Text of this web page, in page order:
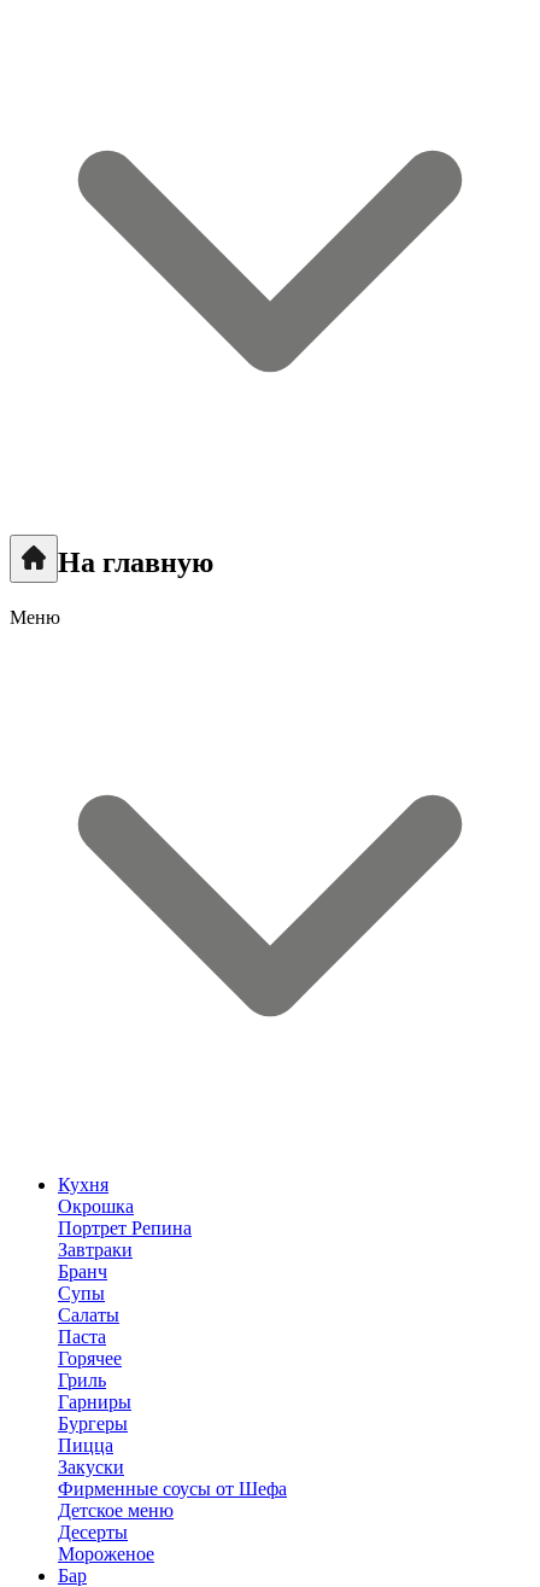
На главную
Меню
Кухня
Окрошка
Портрет Репина
Завтраки
Бранч
Супы
Салаты
Паста
Горячее
Гриль
Гарниры
Бургеры
Пицца
Закуски
Фирменные соусы от Шефа
Детское меню
Десерты
Мороженое
Бар